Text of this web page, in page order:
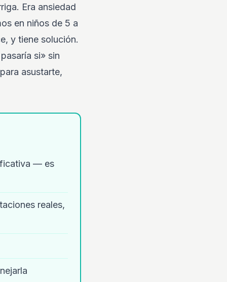
Era ansiedad
en niños de 5 a
y tiene solución.
si» sin
asustarte,
— es
reales,